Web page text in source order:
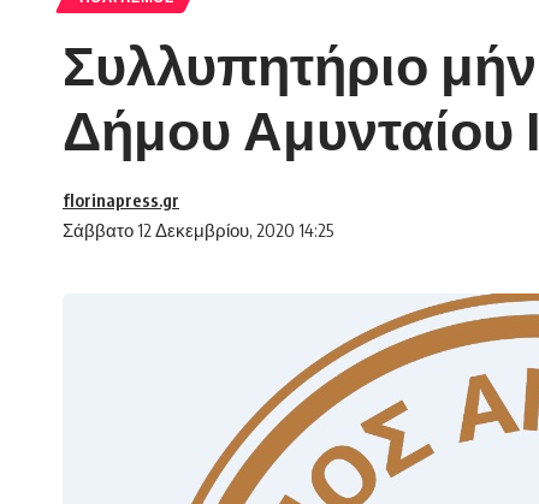
Συλλυπητήριο
Δήμου Αμυνταίου
Σάββατο 12 Δεκεμβρίου, 2020 14:25
florinapress.gr